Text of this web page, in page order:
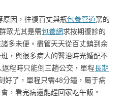
因，往復百丈與瓶包養管道窯的
眾尤其是需包養網求按期復診的
多未便。盡管天天從百丈鎮到余
，與很多病人的醫治時光婚配不
程時只能倒三趟公交，單程長期
好了，單程只需48分鐘，屬于病
，看完病還能趕回家吃午飯。